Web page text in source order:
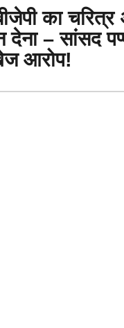
का चरित्र
देना – सांसद
आरोप!